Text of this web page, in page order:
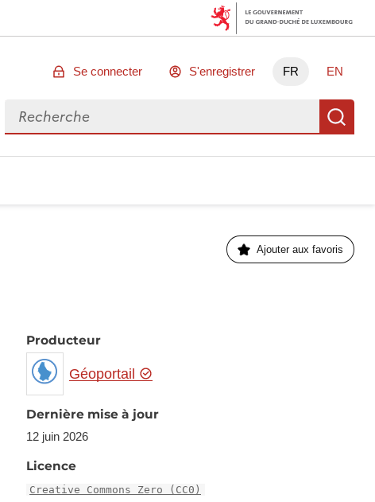
Se connecter S'enregistrer FR EN
Rechercher des données
Ajouter aux favoris
Producteur
Géoportail
Dernière mise à jour
12 juin 2026
Licence
Creative Commons Zero (CC0)